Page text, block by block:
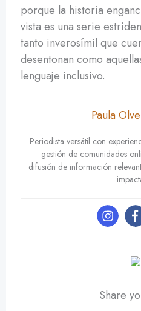
porque la historia
vista es una serie
tanto inverosímil que
desentonan como
lenguaje inclusivo.
Paula
Periodista versátil con
gestión de comunidades
difusión de información
Share